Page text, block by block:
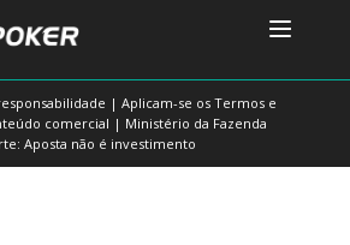
| Aplicam-se os Termos e
comercial | Ministério da Fazenda
Aposta não é investimento